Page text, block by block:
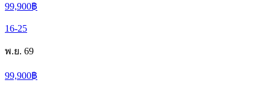
99,900฿
16-25
พ.ย. 69
99,900฿